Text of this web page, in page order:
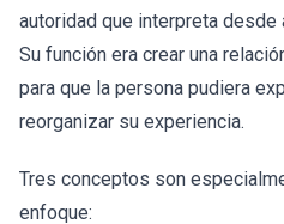
autoridad que interpreta desde
Su función era crear una
para que la persona pudiera
reorganizar su experiencia.
Tres conceptos son
enfoque: